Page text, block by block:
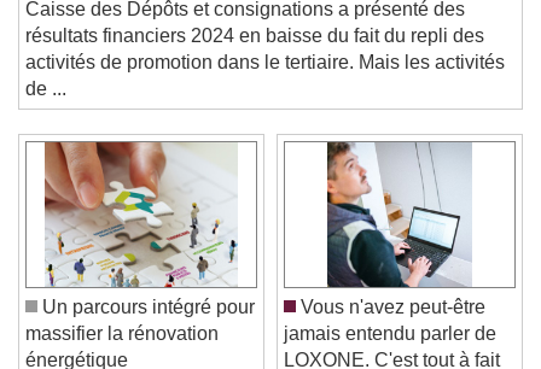
Caisse des Dépôts et consignations a présenté des
résultats financiers 2024 en baisse du fait du repli des
activités de promotion dans le tertiaire. Mais les activités
de ...
Un parcours intégré pour
massifier la rénovation
Vous n'avez peut-être
jamais entendu parler de